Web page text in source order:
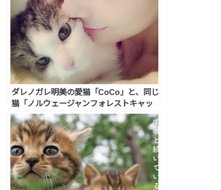
ダレノガレ明美の愛猫「CoCo」と、同じ
猫「ノルウェージャンフォレストキャッ
ト」の飼い方